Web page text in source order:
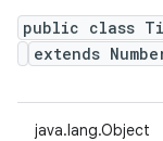
public class
extends
java.lang.Object